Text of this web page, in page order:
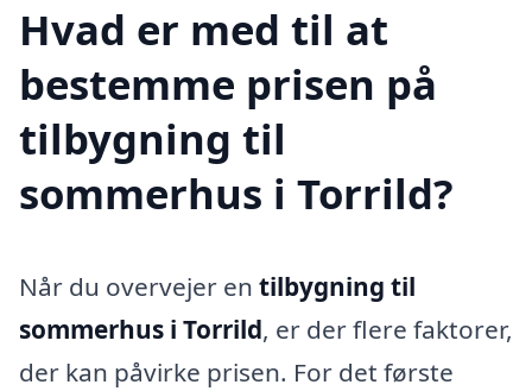
Hvad er med til at
bestemme prisen på
tilbygning til
sommerhus i Torrild?
Når du overvejer en tilbygning til
sommerhus i Torrild, er der flere faktorer,
der kan påvirke prisen. For det første